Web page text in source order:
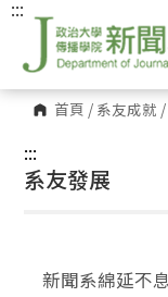
首頁 / 系友成就 /
:::
:::
系友發展
新聞系綿延不